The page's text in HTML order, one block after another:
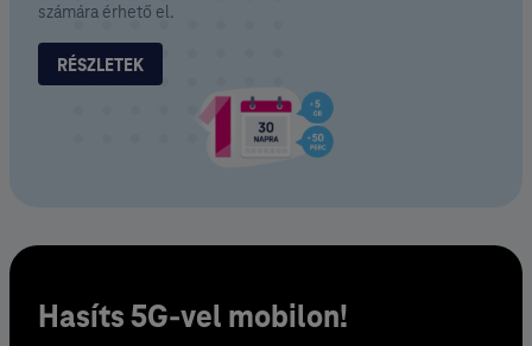
számára érhető el.
RÉSZLETEK
Hasíts 5G-vel mobilon!